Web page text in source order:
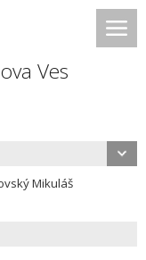
Ves
Mikuláš